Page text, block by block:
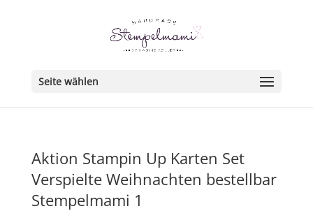
Seite wählen
Aktion Stampin Up Karten Set
Verspielte Weihnachten bestellbar
Stempelmami 1